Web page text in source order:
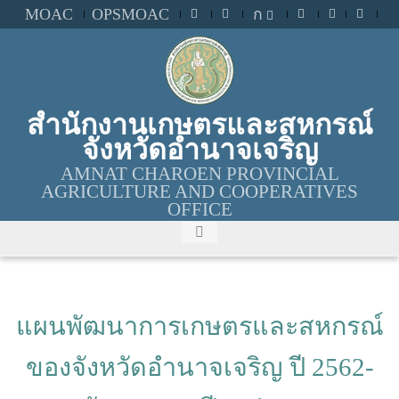
MOAC OPSMOAC ก
สำนักงานเกษตรและสหกรณ์
จังหวัดอำนาจเจริญ
AMNAT CHAROEN PROVINCIAL
AGRICULTURE AND COOPERATIVES
OFFICE
แผนพัฒนาการเกษตรและสหกรณ์
ของจังหวัดอำนาจเจริญ ปี 2562-